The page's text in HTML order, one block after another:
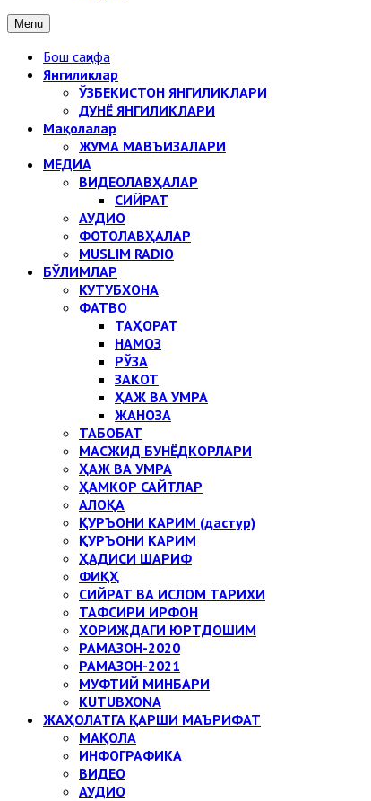
Menu
Бош саҳифа
Янгиликлар
ЎЗБЕКИСТОН ЯНГИЛИКЛАРИ
ДУНЁ ЯНГИЛИКЛАРИ
Мақолалар
ЖУМА МАВЪИЗАЛАРИ
МЕДИА
ВИДЕОЛАВҲАЛАР
СИЙРАТ
АУДИО
ФОТОЛАВҲАЛАР
MUSLIM RADIO
БЎЛИМЛАР
КУТУБХОНА
ФАТВО
ТАҲОРАТ
НАМОЗ
РЎЗА
ЗАКОТ
ҲАЖ ВА УМРА
ЖАНОЗА
ТАБОБАТ
МАСЖИД БУНЁДКОРЛАРИ
ҲАЖ ВА УМРА
ҲАМКОР САЙТЛАР
АЛОҚА
ҚУРЪОНИ КАРИМ (дастур)
ҚУРЪОНИ КАРИМ
ҲАДИСИ ШАРИФ
ФИҚҲ
СИЙРАТ ВА ИСЛОМ ТАРИХИ
ТАФСИРИ ИРФОН
ХОРИЖДАГИ ЮРТДОШИМ
РАМАЗОН-2020
РАМАЗОН-2021
МУФТИЙ МИНБАРИ
KUTUBXONA
ЖАҲОЛАТГА ҚАРШИ МАЪРИФАТ
МАҚОЛА
ИНФОГРАФИКА
ВИДЕО
АУДИО